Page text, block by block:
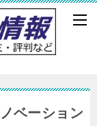
ベーション